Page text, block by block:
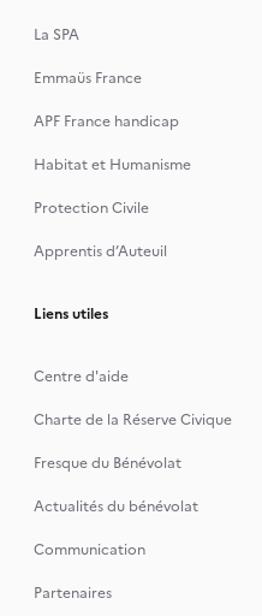
La SPA
Emmaüs France
APF France handicap
Habitat et Humanisme
Protection Civile
Apprentis d’Auteuil
Liens utiles
Centre d'aide
Charte de la Réserve Civique
Fresque du Bénévolat
Actualités du bénévolat
Communication
Partenaires